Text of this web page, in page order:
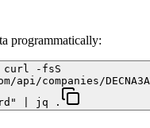
programmatically:
curl -fsS
companies/
| jq .